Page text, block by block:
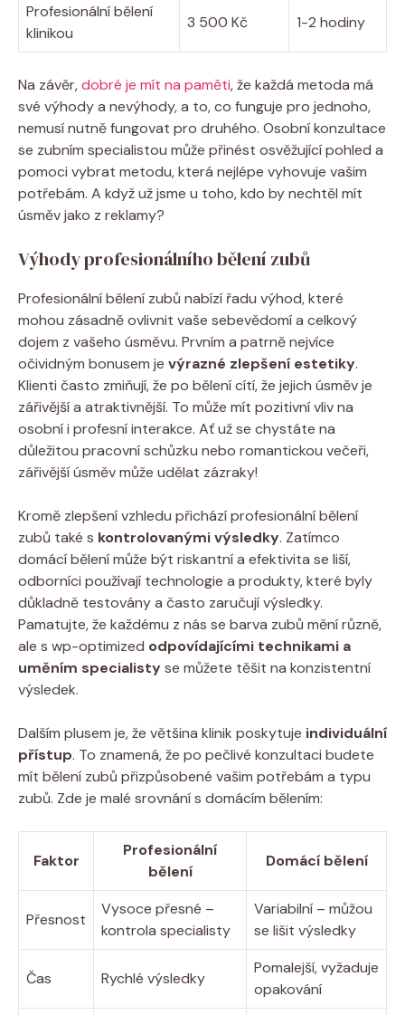
Profesionální bělení
klinikou
3 500 Kč 1-2 hodiny
Na závěr,dobré je mít na paměti, že každá metoda má
své výhody a nevýhody, a to, co funguje pro jednoho,
nemusí nutně fungovat pro druhého. Osobní konzultace
se zubním specialistou může přinést osvěžující pohled a
pomoci vybrat metodu, která nejlépe vyhovuje vašim
potřebám. A když už jsme u toho, kdo by nechtěl mít
úsměv jako z reklamy?
Výhody profesionálního bělení zubů
Profesionální bělení zubů nabízí řadu výhod, které
mohou zásadně ovlivnit vaše sebevědomí a celkový
dojem z vašeho úsměvu. Prvním a patrně nejvíce
očividným bonusem je výrazné zlepšení estetiky.
Klienti často zmiňují, že po bělení cítí, že jejich úsměv je
zářivější a atraktivnější. To může mít pozitivní vliv na
osobní i profesní interakce. Ať už se chystáte na
důležitou pracovní schůzku nebo romantickou večeři,
zářivější úsměv může udělat zázraky!
Kromě zlepšení vzhledu přichází profesionální bělení
zubů také s kontrolovanými výsledky. Zatímco
domácí bělení může být riskantní a efektivita se liší,
odborníci používají technologie a produkty, které byly
důkladně testovány a často zaručují výsledky.
Pamatujte, že každému z nás se barva zubů mění různě,
ale s wp-optimized odpovídajícími technikami a
uměním specialistyse můžete těšit na konzistentní
výsledek.
Dalším plusem je, že většina klinik poskytuje individuální
přístup. To znamená, že po pečlivé konzultaci budete
mít bělení zubů přizpůsobené vašim potřebám a typu
zubů. Zde je malé srovnání s domácím bělením:
Faktor
Profesionální
bělení
Domácí bělení
Přesnost
Vysoce přesné –
kontrola specialisty
Variabilní – můžou
se lišit výsledky
Čas Rychlé výsledky
Pomalejší, vyžaduje
opakování